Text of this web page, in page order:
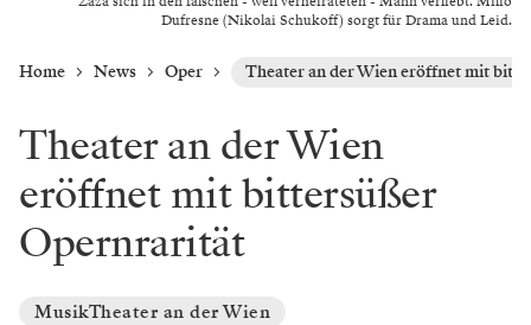
Dufresne (Nikolai Schukoff) sorgt für Drama und Leid.
Home News Oper Theater an der Wien eröffnet mit
Theater an der Wien
eröffnet mit bittersüßer
Opernrarität
MusikTheater an der Wien